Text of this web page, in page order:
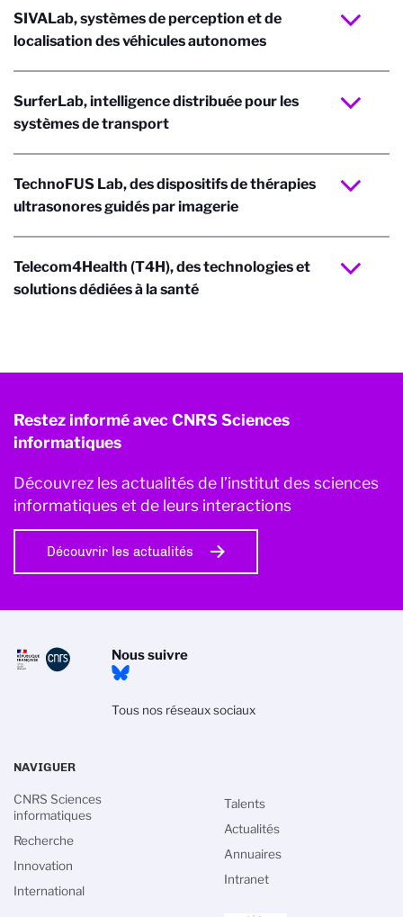
SIVALab, systèmes de perception et de
localisation des véhicules autonomes
SurferLab, intelligence distribuée pour les
systèmes de transport
TechnoFUS Lab, des dispositifs de thérapies
ultrasonores guidés par imagerie
Telecom4Health (T4H), des technologies et
solutions dédiées à la santé
Restez informé avec CNRS Sciences
informatiques
Découvrez les actualités de l’institut des sciences
informatiques et de leurs interactions
Découvrir les actualités
Nous suivre
Tous nos réseaux sociaux
NAVIGUER
CNRS Sciences
informatiques
Recherche
Innovation
International
Talents
Actualités
Annuaires
Intranet